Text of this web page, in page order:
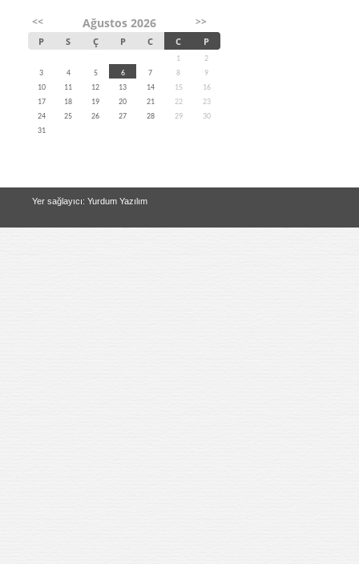
<< Ağustos 2026 >>
P S Ç P C C P
1
2
3
4 5 6 7 8
9
10
11 12 13 14 15
16
17
18 19 20 21 22
23
24
25 26 27 28 29
30
31
Yer sağlayıcı: Yurdum Yazılım